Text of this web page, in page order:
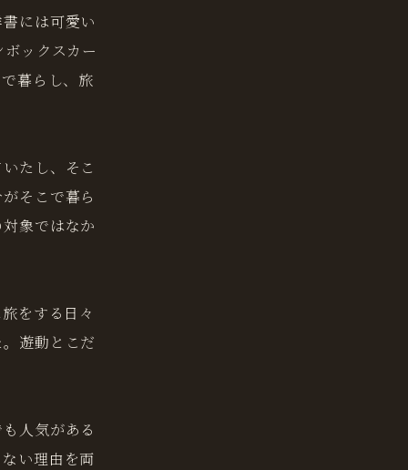
には可愛い
ックスカー
暮らし、旅
たし、そこ
そこで暮ら
象ではなか
をする日々
遊動とこだ
人気がある
い理由を両